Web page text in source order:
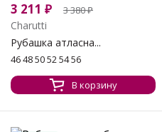
3 211 ₽ 3 380₽
Charutti
Рубашка атласна...
46 48 50 52 54 56
В корзину